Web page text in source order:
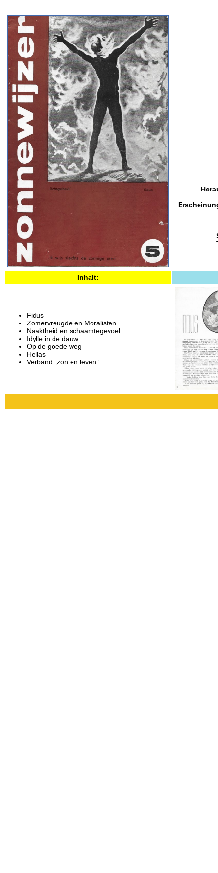
Inhalt:
Fidus
Zomervreugde en Moralisten
Naaktheid en schaamtegevoel
Idylle in de dauw
Op de goede weg
Hellas
Verband „zon en leven”